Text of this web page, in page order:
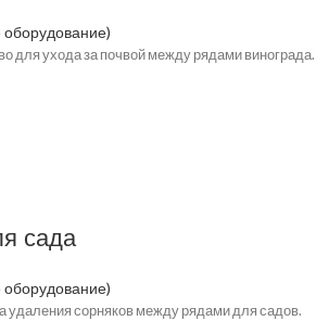
для ухода за почвой между рядами винограда.
сада
удаления сорняков между рядами для садов.